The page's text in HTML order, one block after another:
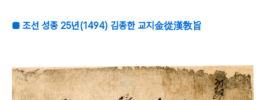
■ 조선 성종 25년(1494) 김종한 교지金從漢敎旨